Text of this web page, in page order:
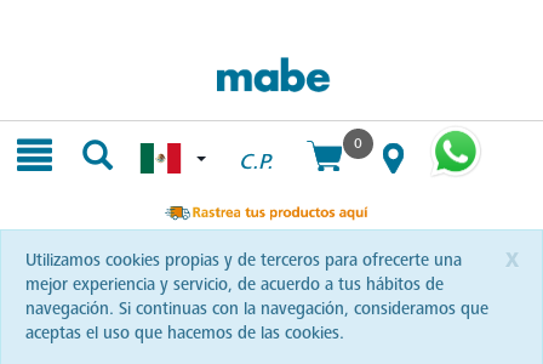
C.P.
0
x
Utilizamos cookies propias y de terceros para ofrecerte una
mejor experiencia y servicio, de acuerdo a tus hábitos de
navegación. Si continuas con la navegación, consideramos que
aceptas el uso que hacemos de las cookies.